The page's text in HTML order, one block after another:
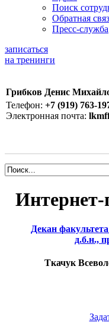
Поиск
Обратная
Пресс-служба
записаться
на тренинги
Грибков Денис
Телефон: +7 (919) 763-
Электронная почта:
Интернет-
Декан
д.б.н.,
Ткачук